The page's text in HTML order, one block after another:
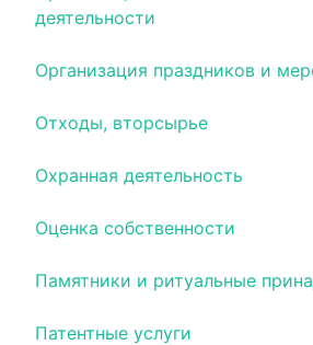
деятельности
Организация праздников и
Отходы, вторсырье
Охранная деятельность
Оценка собственности
Памятники и ритуальные
Патентные услуги